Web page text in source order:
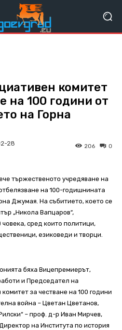
комитет
на 100 години от
на Горна
28 0
206
тържественото учредяване на
на 100-годишнината
Джумая. На събитието, което се
„Никола Вапцаров“,
сред които политици,
езиковеди и творци.
бяха Вицепремиерът,
и Председател на
за честване на 100 години
война – Цветан Цветанов,
– проф. д-р Иван Мирчев,
на Института по история